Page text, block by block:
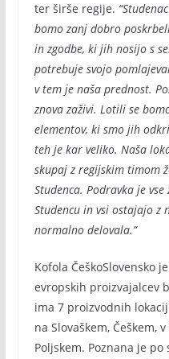
ter širše regije.
bomo zanj dobro
in zgodbe, ki jih nosijo s
potrebuje svojo
v tem je naša prednost.
znova zaživi. Lotili se
elementov, ki smo jih
teh je kar veliko. Naša
skupaj z regijskim timom
Studenca. Podravka je
Studencu in vsi ostajajo z
normalno delovala.”
Kofola ČeškoSlovensko
evropskih proizvajalcev
ima 7 proizvodnih
na Slovaškem, Češkem,
Poljskem. Poznana je